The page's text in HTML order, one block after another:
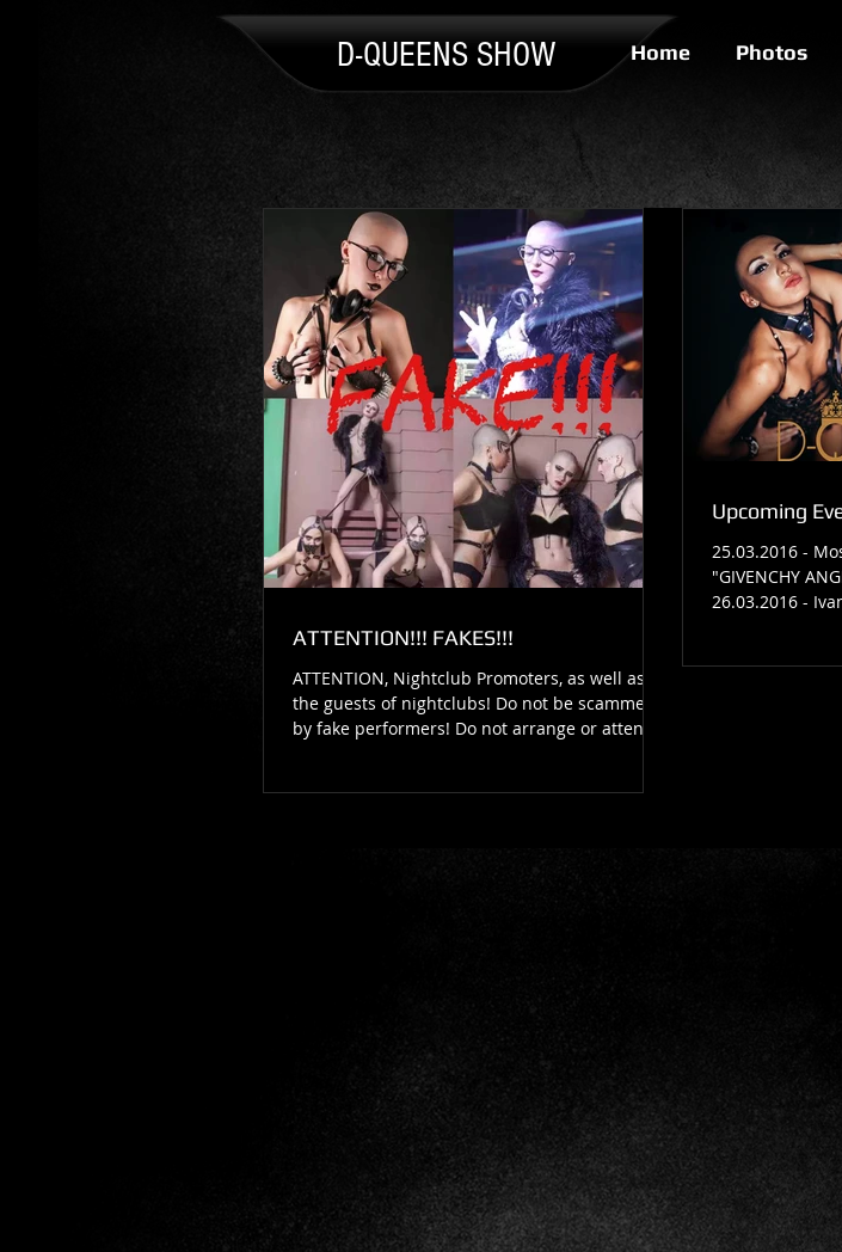
D-QUEENS SHOW Home Photos
ATTENTION!!! FAKES!!!
ATTENTION, Nightclub Promoters, as well as
the guests of nightclubs! Do not be scammed
by fake performers! Do not arrange or attend...
Upcoming
25.03.2016 - Moscow -
"GIVENCHY
26.03.2016 -